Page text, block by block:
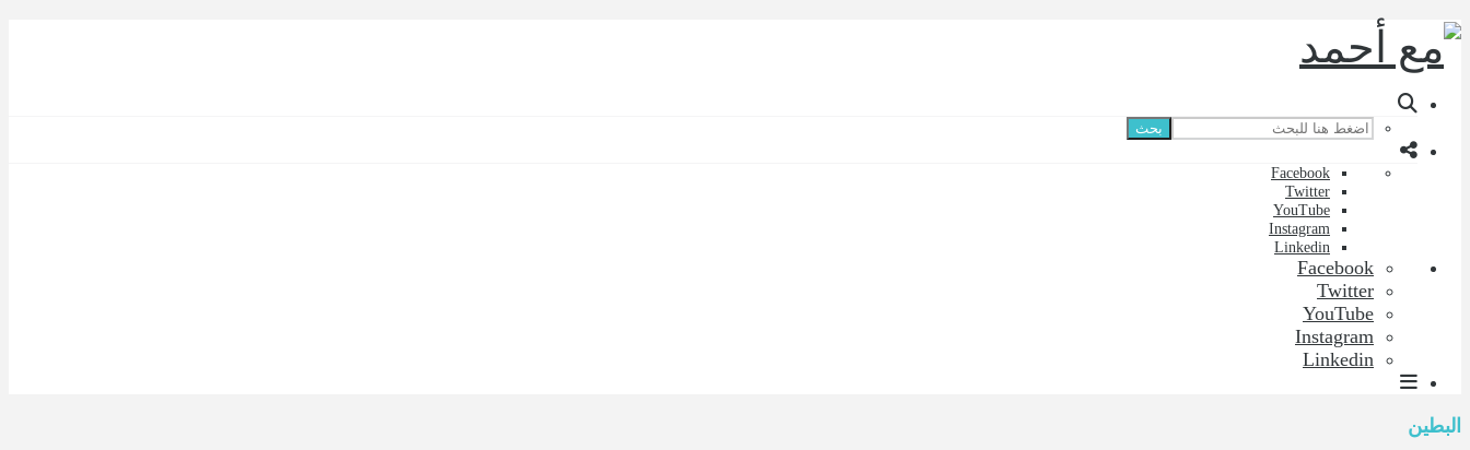
بحث
Facebook
Twitter
YouTube
Instagram
Linkedin
Facebook
Twitter
YouTube
Instagram
Linkedin
البطين